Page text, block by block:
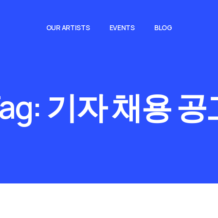
OUR ARTISTS EVENTS BLOG
기자 채용 공